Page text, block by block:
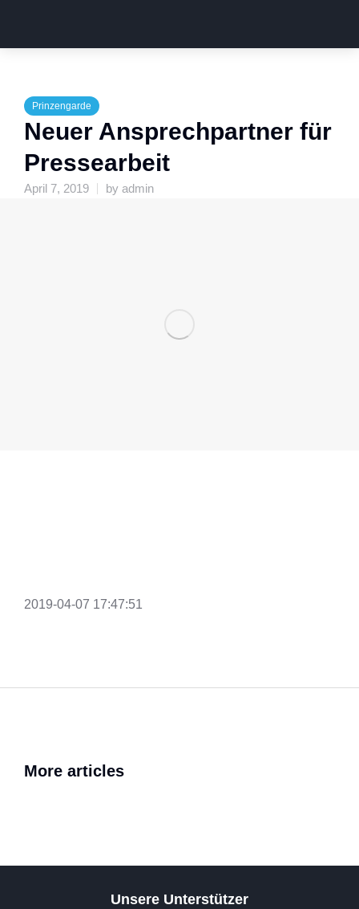
Prinzengarde
Neuer Ansprechpartner für
Pressearbeit
April 7, 2019 by admin
2019-04-07 17:47:51
More articles
Unsere Unterstützer